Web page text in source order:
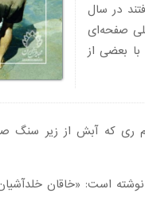
در سال
صفحه‌ای
با بعضی از
ری که آبش از زیر سنگ
نوشته است: «خاقان